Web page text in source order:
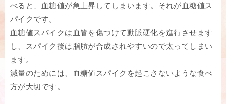
べると、血糖値が急上昇してしまいます。それが血糖値ス
パイクです。
血糖値スパイクは血管を傷つけて動脈硬化を進行させます
し、スパイク後は脂肪が合成されやすいので太ってしまい
ます。
減量のためには、血糖値スパイクを起こさないような食べ
方が大切です。